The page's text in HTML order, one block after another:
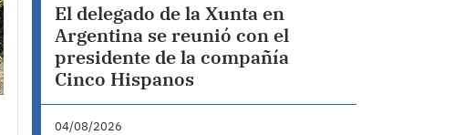
El delegado de la Xunta en
Argentina se reunió con el
presidente de la compañía
Cinco Hispanos
04/08/2026